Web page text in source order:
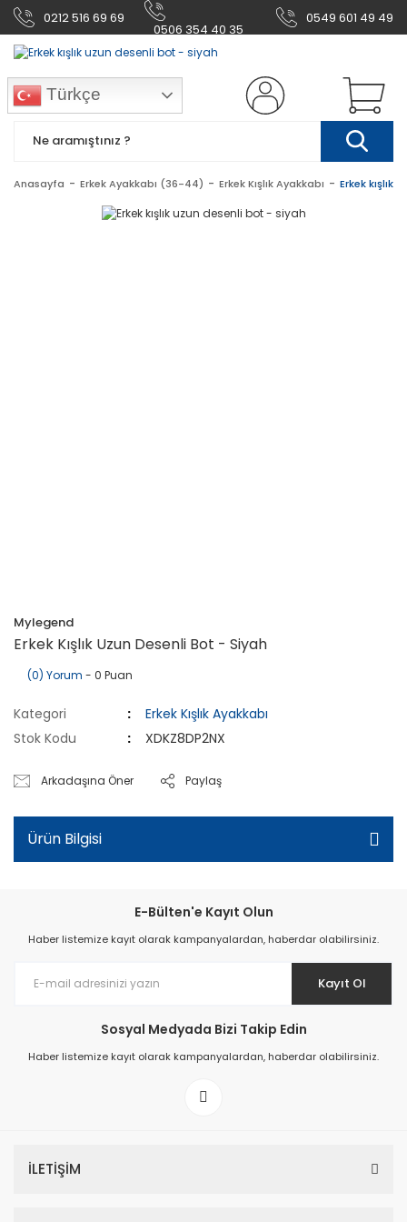
0212 516 69 69
0506 354 40 35
0549 601 49 49
Türkçe
Anasayfa Erkek Ayakkabı (36-44) Erkek Kışlık Ayakkabı Erkek kışlık
Mylegend
Erkek Kışlık Uzun Desenli Bot - Siyah
(0) Yorum - 0 Puan
Kategori
Erkek Kışlık Ayakkabı
Stok Kodu
XDKZ8DP2NX
Arkadaşına Öner Paylaş
Ürün Bilgisi
E-Bülten'e Kayıt Olun
Haber listemize kayıt olarak kampanyalardan, haberdar olabilirsiniz.
Kayıt Ol
Sosyal Medyada Bizi Takip Edin
Haber listemize kayıt olarak kampanyalardan, haberdar olabilirsiniz.
İLETİŞİM